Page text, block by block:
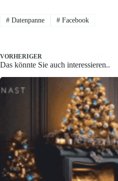
#Datenpanne #Facebook
VORHERIGER
Das könnte Sie auch interessieren..